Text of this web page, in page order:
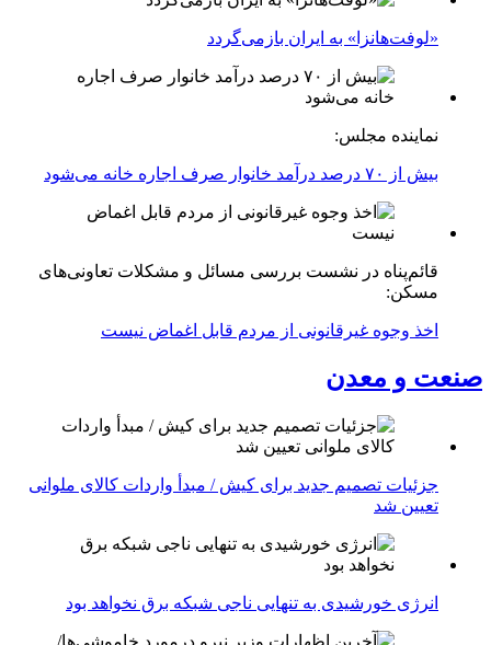
«لوفت‌هانزا» به ایران بازمی‌گردد
نماینده مجلس:
بیش از ۷۰ درصد درآمد خانوار صرف اجاره خانه می‌شود
قائم‌پناه در نشست بررسی مسائل و مشکلات تعاونی‌های
مسکن:
اخذ وجوه غیرقانونی از مردم قابل اغماض نیست
صنعت و معدن
جزئیات تصمیم جدید برای کیش / مبدأ واردات کالای ملوانی
تعیین شد
انرژی خورشیدی به تنهایی ناجی شبکه برق نخواهد بود